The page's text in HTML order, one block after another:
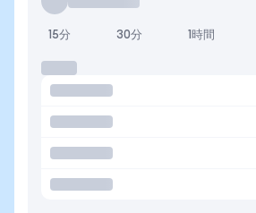
15分 30分 1時間